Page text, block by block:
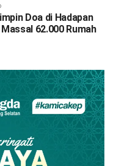
Doa di Hadapan
62.000 Rumah